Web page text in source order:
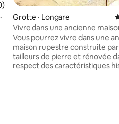
de 4,99 sur 5, 180
Grotte · Longare
Vivre dans une ancienne
rupestre 1 - Grotte
Vous pourrez vivre dans une
maison rupestre construite
tailleurs de pierre et rénovée
respect des caractéristiques